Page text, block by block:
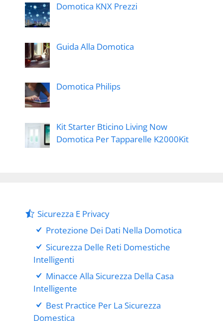
Domotica KNX Prezzi
Guida Alla Domotica
Domotica Philips
Kit Starter Bticino Living Now
Domotica Per Tapparelle K2000Kit
Sicurezza E Privacy
Protezione Dei Dati Nella Domotica
Sicurezza Delle Reti Domestiche
Intelligenti
Minacce Alla Sicurezza Della Casa
Intelligente
Best Practice Per La Sicurezza
Domestica